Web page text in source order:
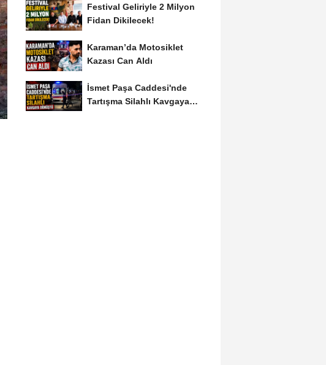
Festival Geliriyle 2 Milyon
Fidan Dikilecek!
Karaman’da Motosiklet
Kazası Can Aldı
İsmet Paşa Caddesi'nde
Tartışma Silahlı Kavgaya